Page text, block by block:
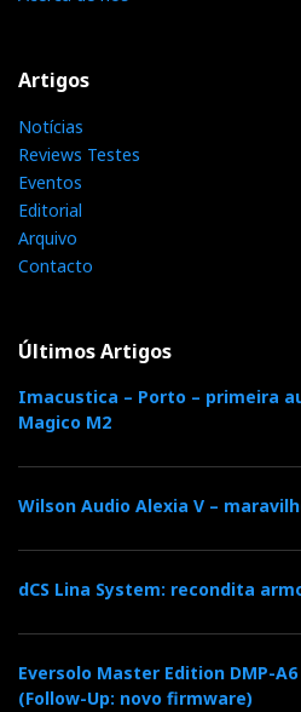
Artigos
Notícias
Reviews Testes
Eventos
Editorial
Arquivo
Contacto
Últimos Artigos
Imacustica – Porto – primeira
Magico M2
Wilson Audio Alexia V –
dCS Lina System: recondita
Eversolo Master Edition DMP-
(Follow-Up: novo firmware)